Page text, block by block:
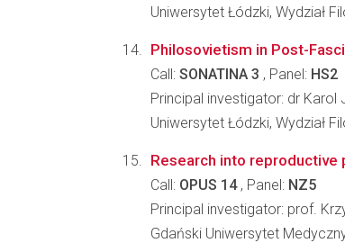
Uniwersytet Łódzki, Wydział
Philosovietism in Post-
Call: SONATINA 3 , Panel: HS2
Principal investigator: dr Karol
Uniwersytet Łódzki, Wydział
Research into
Call: OPUS 14, Panel: NZ5
Principal investigator: prof.
Gdański Uniwersytet